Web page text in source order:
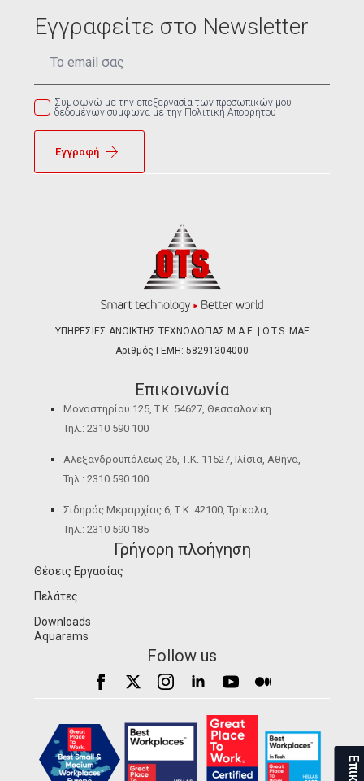
Εγγραφείτε στο Newsletter
Συμφωνώ με την επεξεργασία των προσωπικών μου
δεδομένων σύμφωνα με την Πολιτική Απορρήτου
Εγγραφή
ΥΠΗΡΕΣΙΕΣ ΑΝΟΙΚΤΗΣ ΤΕΧΝΟΛΟΓΙΑΣ Μ.Α.Ε. | O.T.S. ΜΑΕ
Αριθμός ΓΕΜΗ: 58291304000
Επικοινωνία
Μοναστηρίου 125, Τ.Κ. 54627, Θεσσαλονίκη
Τηλ.: 2310 590 100
Αλεξανδρουπόλεως 25, Τ.Κ. 11527, Ιλίσια, Αθήνα,
Τηλ.: 2310 590 100
Σιδηράς Μεραρχίας 6, Τ.Κ. 42100, Τρίκαλα,
Τηλ.: 2310 590 185
Γρήγορη πλοήγηση
Θέσεις Εργασίας
Πελάτες
Downloads
Aquarams
Follow us